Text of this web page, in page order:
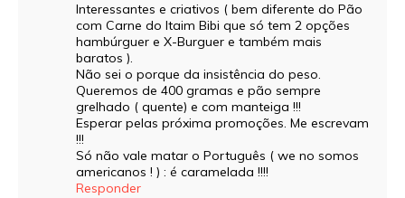
Interessantes e criativos ( bem diferente do Pão
com Carne do Itaim Bibi que só tem 2 opções
hambúrguer e X-Burguer e também mais
baratos ).
Não sei o porque da insistência do peso.
Queremos de 400 gramas e pão sempre
grelhado ( quente) e com manteiga !!!
Esperar pelas próxima promoções. Me escrevam
!!!
Só não vale matar o Português ( we no somos
americanos ! ) : é caramelada !!!!
Responder